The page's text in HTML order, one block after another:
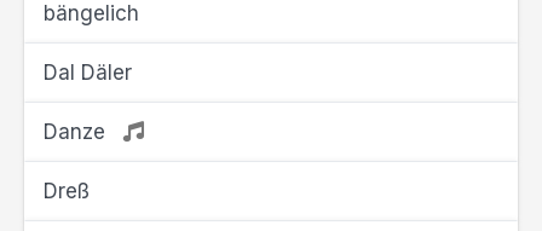
bängelich
Dal Däler
Danze
Dreß